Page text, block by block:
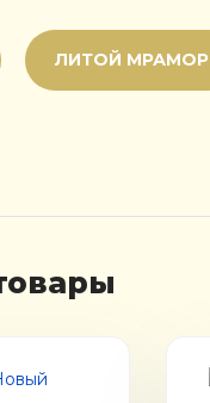
ЛИТОЙ МРАМОР